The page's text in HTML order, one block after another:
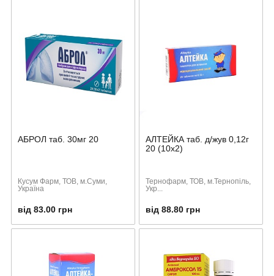
АБРОЛ таб. 30мг 20
Кусум Фарм, ТОВ, м.Суми,
Україна
від 83.00 грн
АЛТЕЙКА таб. д/жув 0,12г
20 (10х2)
Тернофарм, ТОВ, м.Тернопіль,
Укр...
від 88.80 грн